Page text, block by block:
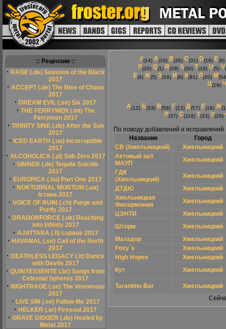
:: Рецензии ::
· RAGE (.de) Seasons of the Black
2017
· ACCEPT (.de) The Rise of Chaos
2017
· DREAM EVIL (.se) Six 2017
· THE FERRYMEN (.int) The
Ferrymen 2017
· TRINITY SINE (.de) After the Sun
2017
· ICED EARTH (.us) Incorruptible
2017
· ALCOHOLICA (.pl) Sub Zero 2017
· SINNER (.de) Tequila Suicide
2017
· EUROPICA (.hu) Part One 2017
· NOKTURNAL MORTUM (.ua)
Істина 2017
· VOICE OF RUIN (.ch) Purge and
Purify 2017
· DRAGONFORCE (.uk) Reaching
into Infinity 2017
· AJATTARA (.fi) Lupaus 2017
· HAVAMAL (.se) Call of the North
2017
· DEATHLESS LEGACY (.it) Dance
with Devils 2017
· QUINTESSENTE (.br) Songs from
Celestial Spheres 2017
· NIGHTRAGE (.se) The Venomous
2017
· LIVE SIN (.se) Follow Me 2017
· HELKER (.ar) Firesoul 2017
· GRAVE DIGGER (.de) Healed by
Metal 2017
#(14) A(18) B(26) C(31) D(18) E(9)
P(20) Q(1) R(29) S(30) T(18) U(5) V
Е(4) Ж(5) З(19) И(9) К(81) Л(20) М
Ц(19) Ч
А(12) Б(33) В(58) Г(13) Д(57) Е(16) Ж
Р(37) С(118) Т(33) У(28)
По поводу добавлений и
Название
Город
СВ (Хмельницкий)
Хмельницкий
Актовый зал
МАУП
Хмельницкий
ГДК
(Хмельницкий)
Хмельницкий
ДТДЮ
Хмельницкий
Хмельницкая
Филармония
Хмельницкий
ЦЭНТИ
Хмельницкий
Шторм
Хмельницкий
Матадор
Хмельницкий
Foxy`s
Хмельницкий
High Hopes
Хмельницкий
Кут
Хмельницкий
Tarantino Bar
Хмельницкий